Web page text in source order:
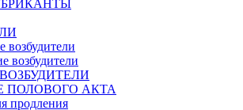
возбудители
возбудители
ВОЗБУДИТЕЛИ
ПОЛОВОГО АКТА
продления